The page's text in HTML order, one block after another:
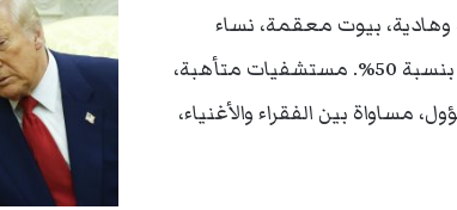
بيوت معقمة، نساء
ماكثات بالبيوت، أطفال تحت العناية المنزلية، تجمع أسري، انخفاض التلوث بنسبة 50%. مستشفيات متأهبة،
بين الفقراء والأغنياء،